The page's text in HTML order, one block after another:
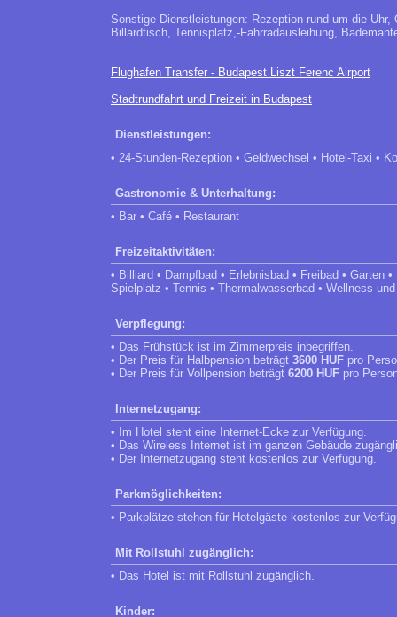
Sonstige Dienstleistungen: Rezeption rund um die
Billardtisch, Tennisplatz,-Fahrradausleihung,
Flughafen Transfer - Budapest Liszt Ferenc Airport
Stadtrundfahrt und Freizeit in Budapest
Dienstleistungen:
• 24-Stunden-Rezeption • Geldwechsel • Hotel-Taxi •
Gastronomie & Unterhaltung:
• Bar • Café • Restaurant
Freizeitaktivitäten:
• Billiard • Dampfbad • Erlebnisbad • Freibad • Garten
Spielplatz • Tennis • Thermalwasserbad • Wellness
Verpflegung:
• Das Frühstück ist im Zimmerpreis inbegriffen.
• Der Preis für Halbpension beträgt 3600 HUF pro
• Der Preis für Vollpension beträgt 6200 HUF pro
Internetzugang:
• Im Hotel steht eine Internet-Ecke zur Verfügung.
• Das Wireless Internet ist im ganzen Gebäude
• Der Internetzugang steht kostenlos zur Verfügung.
Parkmöglichkeiten:
• Parkplätze stehen für Hotelgäste kostenlos zur
Mit Rollstuhl zugänglich:
• Das Hotel ist mit Rollstuhl zugänglich.
Kinder: